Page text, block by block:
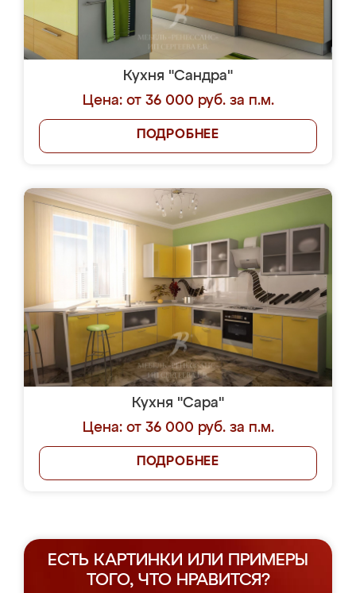
Кухня "Сандра"
Цена: от 36 000 руб. за п.м.
ПОДРОБНЕЕ
Кухня "Сара"
Цена: от 36 000 руб. за п.м.
ПОДРОБНЕЕ
ЕСТЬ КАРТИНКИ ИЛИ ПРИМЕРЫ
ТОГО, ЧТО НРАВИТСЯ?